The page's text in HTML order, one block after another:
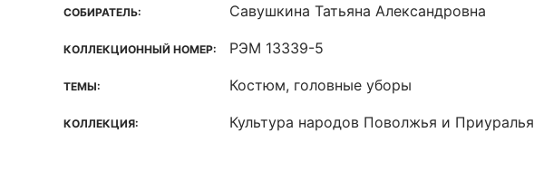
СОБИРАТЕЛЬ: Савушкина Татьяна Александровна
КОЛЛЕКЦИОННЫЙ НОМЕР: РЭМ 13339-5
ТЕМЫ: Костюм, головные уборы
КОЛЛЕКЦИЯ: Культура народов Поволжья и Приуралья